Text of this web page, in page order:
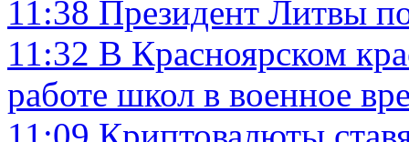
11:38 Президент Литвы
11:32 В Красноярском
работе школ в военное